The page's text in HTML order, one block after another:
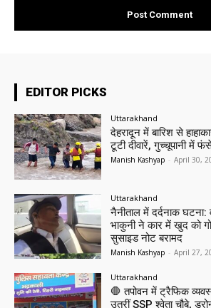
EDITOR PICKS
Uttarakhand
देहरादून में बारिश से
टूटी दीवारें, गुच्चूपानी में
Manish Kashyap - April 30,
Uttarakhand
नैनीताल में दर्दनाक घटना:
भाकुनी ने कार में खुद को
सुसाइड नोट बरामद
Manish Kashyap - April 27,
Uttarakhand
🛑 तपोवन में ट्रैफिक
उतरीं SSP श्वेता चौबे,